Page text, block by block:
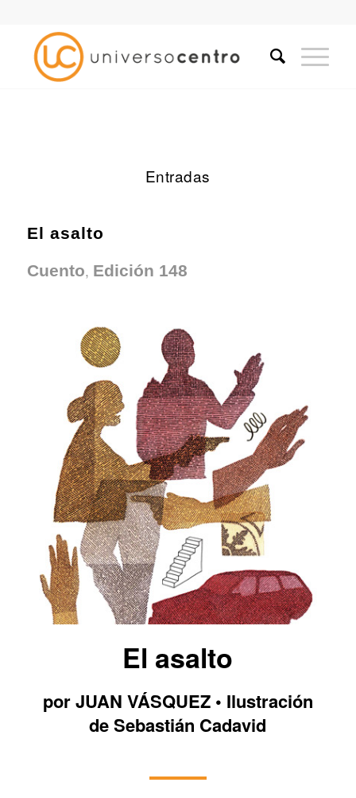
Entradas
El asalto
Cuento, Edición 148
El asalto
por JUAN VÁSQUEZ • Ilustración
de Sebastián Cadavid